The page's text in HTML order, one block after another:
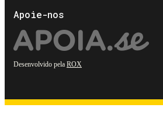
Apoie-nos
Desenvolvido pela ROX